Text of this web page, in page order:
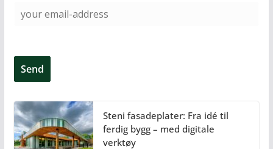
Steni fasadeplater: Fra idé til
ferdig bygg – med digitale
verktøy